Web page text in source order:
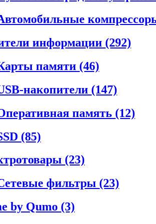
информации (292)
памяти (46)
накопители (147)
память (12)
(85)
(23)
фильтры (23)
by Qumo (3)